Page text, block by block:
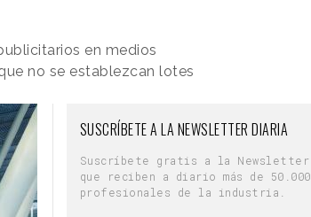
en medios
no se establezcan lotes
SUSCRÍBETE A LA NEWSLETTER DIARIA
Suscríbete gratis a la Newsletter
que reciben a diario más de 50.000
profesionales de la industria.